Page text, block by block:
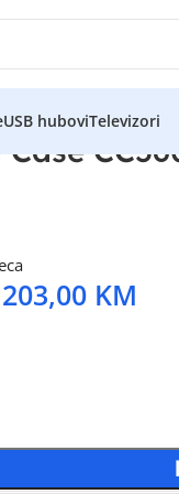
USB huboviTelevizori
203,00 KM